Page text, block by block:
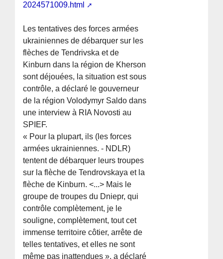
2024571009.html
Les tentatives des forces armées
ukrainiennes de débarquer sur les
flèches de Tendrivska et de
Kinburn dans la région de Kherson
sont déjouées, la situation est sous
contrôle, a déclaré le gouverneur
de la région Volodymyr Saldo dans
une interview à RIA Novosti au
SPIEF.
« Pour la plupart, ils (les forces
armées ukrainiennes. - NDLR)
tentent de débarquer leurs troupes
sur la flèche de Tendrovskaya et la
flèche de Kinburn. <...> Mais le
groupe de troupes du Dniepr, qui
contrôle complètement, je le
souligne, complètement, tout cet
immense territoire côtier, arrête de
telles tentatives, et elles ne sont
même pas inattendues », a déclaré